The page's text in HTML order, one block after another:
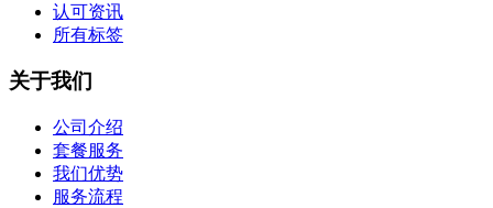
认可资讯
所有标签
关于我们
公司介绍
套餐服务
我们优势
服务流程